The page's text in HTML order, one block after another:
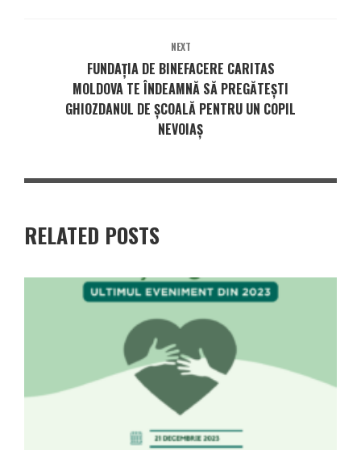
NEXT
FUNDAŢIA DE BINEFACERE CARITAS
MOLDOVA TE ÎNDEAMNĂ SĂ PREGĂTEȘTI
GHIOZDANUL DE ȘCOALĂ PENTRU UN COPIL
NEVOIAȘ
RELATED POSTS